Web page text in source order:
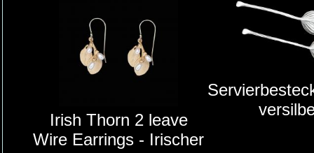
Irish Thorn 2 leave
Wire Earrings - Irischer